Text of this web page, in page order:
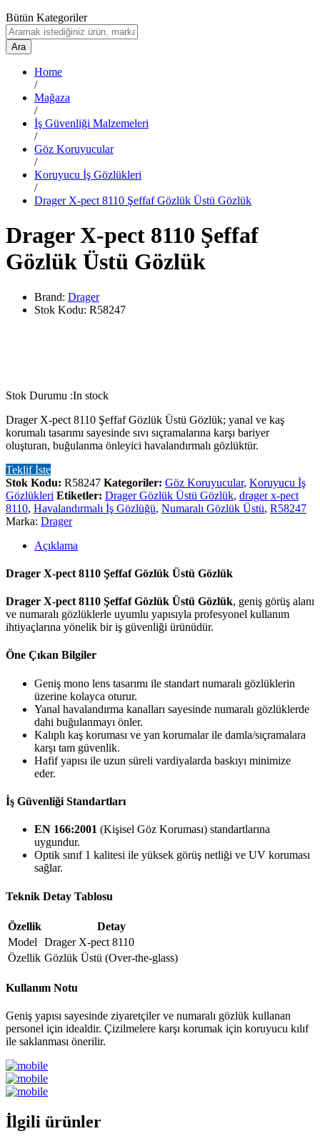
Bütün Kategoriler
Ara
Home
/
Mağaza
/
İş Güvenliği Malzemeleri
/
Göz Koruyucular
/
Koruyucu İş Gözlükleri
/
Drager X-pect 8110 Şeffaf Gözlük Üstü Gözlük
Drager X-pect 8110 Şeffaf
Gözlük Üstü Gözlük
Brand: Drager
Stok Kodu: R58247
Stok Durumu :In stock
Drager X-pect 8110 Şeffaf Gözlük Üstü Gözlük; yanal ve kaş
korumalı tasarımı sayesinde sıvı sıçramalarına karşı bariyer
oluşturan, buğulanma önleyici havalandırmalı gözlüktür.
Teklif İste
Stok Kodu: R58247 Kategoriler: Göz Koruyucular, Koruyucu İş
Gözlükleri Etiketler: Drager Gözlük Üstü Gözlük, drager x-pect
8110, Havalandırmalı İş Gözlüğü, Numaralı Gözlük Üstü, R58247
Marka: Drager
Açıklama
Drager X-pect 8110 Şeffaf Gözlük Üstü Gözlük
Drager X-pect 8110 Şeffaf Gözlük Üstü Gözlük, geniş görüş alanı
ve numaralı gözlüklerle uyumlu yapısıyla profesyonel kullanım
ihtiyaçlarına yönelik bir iş güvenliği ürünüdür.
Öne Çıkan Bilgiler
Geniş mono lens tasarımı ile standart numaralı gözlüklerin
üzerine kolayca oturur.
Yanal havalandırma kanalları sayesinde numaralı gözlüklerde
dahi buğulanmayı önler.
Kalıplı kaş koruması ve yan korumalar ile damla/sıçramalara
karşı tam güvenlik.
Hafif yapısı ile uzun süreli vardiyalarda baskıyı minimize
eder.
İş Güvenliği Standartları
EN 166:2001 (Kişisel Göz Koruması) standartlarına
uygundur.
Optik sınıf 1 kalitesi ile yüksek görüş netliği ve UV koruması
sağlar.
Teknik Detay Tablosu
Özellik
Detay
Model
Drager X-pect 8110
Özellik Gözlük Üstü (Over-the-glass)
Kullanım Notu
Geniş yapısı sayesinde ziyaretçiler ve numaralı gözlük kullanan
personel için idealdir. Çizilmelere karşı korumak için koruyucu kılıf
ile saklanması önerilir.
İlgili ürünler